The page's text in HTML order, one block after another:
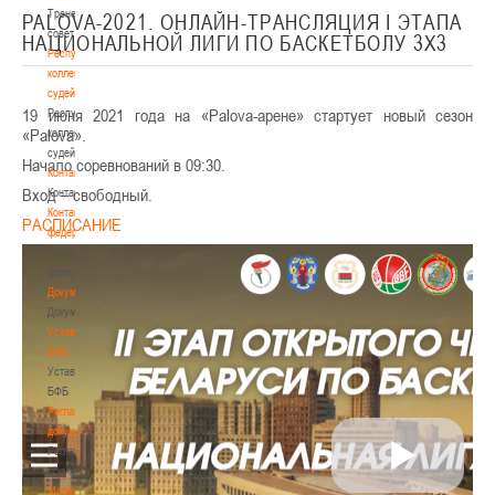
Тренерский
совет
Республиканская
коллегия
судей
Республиканская
коллегия
судей
Контакты
Контакты
Контакты
федерации
Контакты
Документы
Документы
Устав
БФБ
Устав
БФБ
Регламентирующие
документы
Регламентирующие
документы
Материалы
PALOVA-2021. ОНЛАЙН-ТРАНСЛЯЦИЯ I ЭТАПА
НАЦИОНАЛЬНОЙ ЛИГИ ПО БАСКЕТБОЛУ 3Х3
19 июня 2021 года на «Palova-арене» стартует новый сезон
«Palova».
Начало соревнований в 09:30.
Вход – свободный.
РАСПИСАНИЕ